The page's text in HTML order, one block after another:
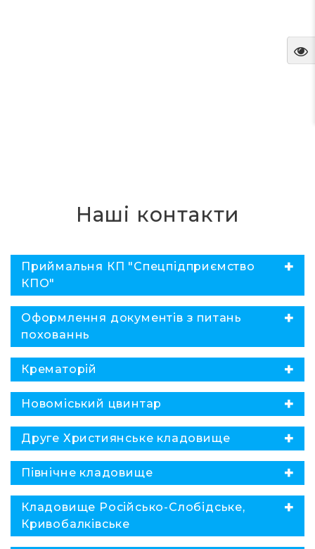
Наші контакти
✖
Приймальня КП "Спецпідприємство
КПО"
✖
Оформлення документів з питань
похованнь
✖
Крематорій
✖
Новоміський цвинтар
✖
Друге Християнське кладовище
✖
Північне кладовище
✖
Кладовище Російсько-Слобідське,
Кривобалківське